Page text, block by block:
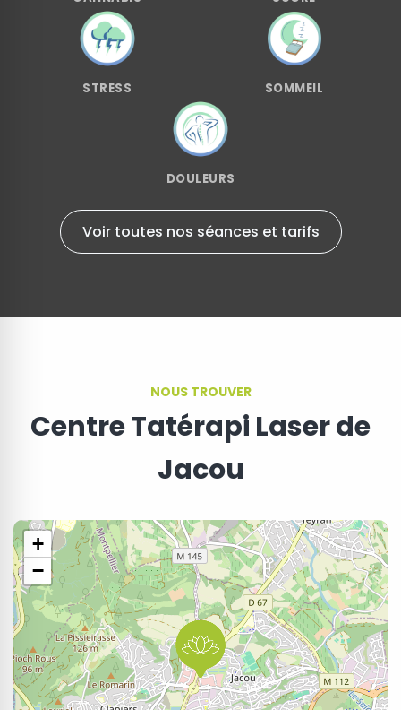
STRESS SOMMEIL
DOULEURS
Voir toutes nos séances et tarifs
NOUS TROUVER
Centre Tatérapi Laser de
Jacou
+
−